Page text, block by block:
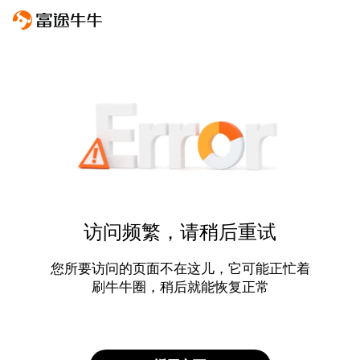
访问频繁，请稍后重试
您所要访问的页面不在这儿，它可能正忙着
刷牛牛圈，稍后就能恢复正常